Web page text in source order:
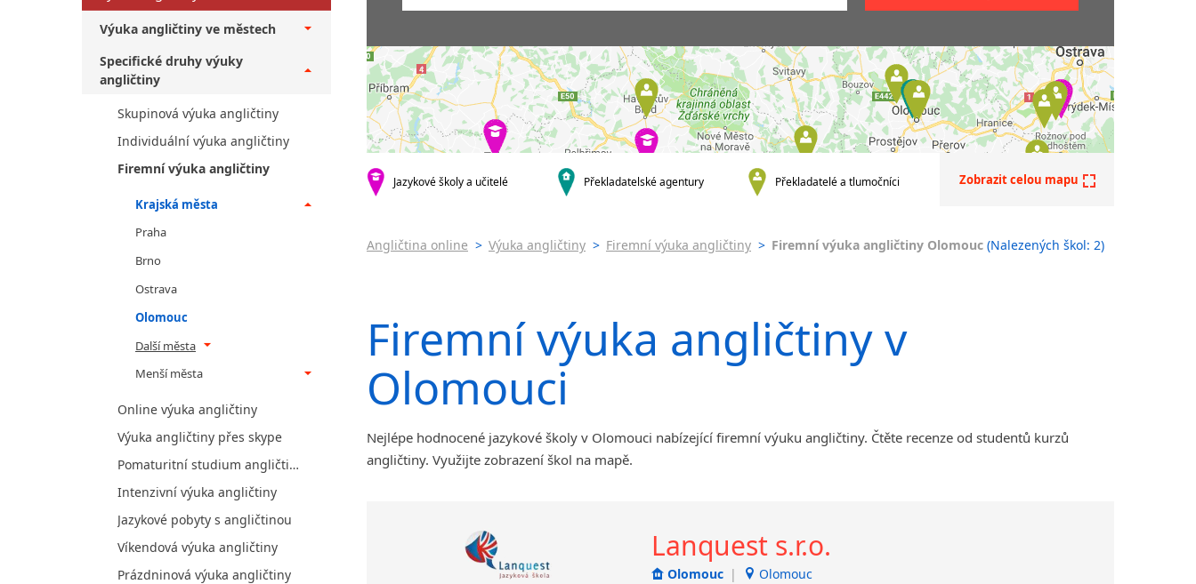
Výuka angličtiny ve městech
Specifické druhy výuky
angličtiny
Skupinová výuka angličtiny
Individuální výuka angličtiny
Firemní výuka angličtiny
Krajská města
Praha
Brno
Ostrava
Olomouc
Další města
Menší města
Online výuka angličtiny
Výuka angličtiny přes skype
Pomaturitní studium angličtiny
Intenzivní výuka angličtiny
Jazykové pobyty s angličtinou
Víkendová výuka angličtiny
Prázdninová výuka angličtiny
Praha 2
Praha 4
Praha 5
Praha 6
Praha 10
Brno
Plzeň
České Budějovice
Pardubice
Karlovy Vary
malá města podle abecedy
Chomutov
Hodonín
Klatovy
angličtiny
Firemní výuka angličtiny
Online výuka angličtiny
Výuka angličtiny online na
PC
Výuka angličtiny přes
JŠ nabízející intenzivní
angličtiny
Intenzivní výuka angličtiny
Jazykové školy a učitelé Překladatelské agentury Překladatelé a tlumočníci Zobrazit celou mapu
Angličtina online > Výuka angličtiny > Firemní výuka angličtiny > Firemní výuka angličtiny Olomouc (Nalezených škol: 2)
Firemní výuka angličtiny v
Olomouci
Nejlépe hodnocené jazykové školy v Olomouci nabízející firemní výuku angličtiny. Čtěte recenze od studentů kurzů
angličtiny. Využijte zobrazení škol na mapě.
Lanquest s.r.o.
Olomouc | Olomouc